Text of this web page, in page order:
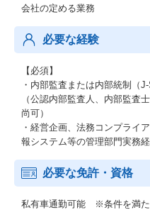
会社の定める業務
必要な経験
【必須】
・内部監査または内部統制（
（公認内部監査人、内部監査
尚可）
・経営企画、法務コンプライ
報システム等の管理部門実務
必要な免許・資格
私有車通勤可能 ※条件を満た